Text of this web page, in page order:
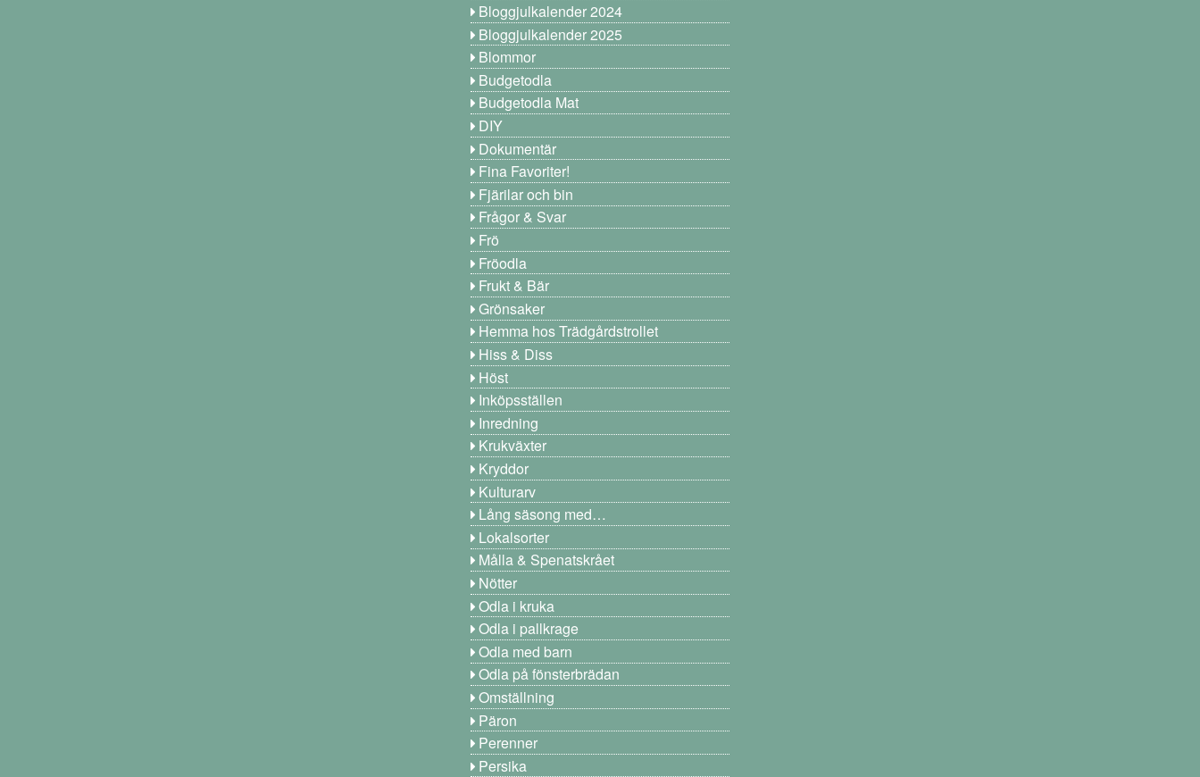
Bloggjulkalender 2024
Bloggjulkalender 2025
Blommor
Budgetodla
Budgetodla Mat
DIY
Dokumentär
Fina Favoriter!
Fjärilar och bin
Frågor & Svar
Frö
Fröodla
Frukt & Bär
Grönsaker
Hemma hos Trädgårdstrollet
Hiss & Diss
Höst
Inköpsställen
Inredning
Krukväxter
Kryddor
Kulturarv
Lång säsong med…
Lokalsorter
Målla & Spenatskrået
Nötter
Odla i kruka
Odla i pallkrage
Odla med barn
Odla på fönsterbrädan
Omställning
Päron
Perenner
Persika